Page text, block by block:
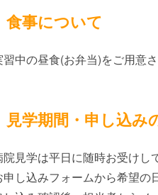
食事について
習中の昼食(お弁当)をご用意
見学期間・申し込み
院見学は平日に随時お受けし
申し込みフォームから希望の